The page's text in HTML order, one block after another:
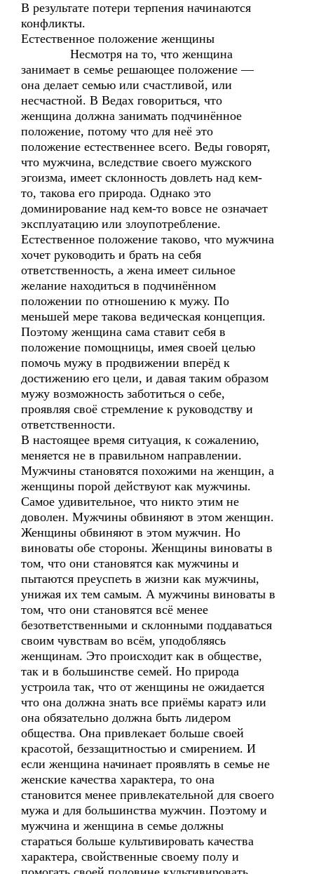
В результате потери терпения начинаются
конфликты.
Естественное положение женщины
Несмотря на то, что женщина
занимает в семье решающее положение —
она делает семью или счастливой, или
несчастной. В Ведах говориться, что
женщина должна занимать подчинённое
положение, потому что для неё это
положение естественнее всего. Веды говорят,
что мужчина, вследствие своего мужского
эгоизма, имеет склонность довлеть над кем-
то, такова его природа. Однако это
доминирование над кем-то вовсе не означает
эксплуатацию или злоупотребление.
Естественное положение таково, что мужчина
хочет руководить и брать на себя
ответственность, а жена имеет сильное
желание находиться в подчинённом
положении по отношению к мужу. По
меньшей мере такова ведическая концепция.
Поэтому женщина сама ставит себя в
положение помощницы, имея своей целью
помочь мужу в продвижении вперёд к
достижению его цели, и давая таким образом
мужу возможность заботиться о себе,
проявляя своё стремление к руководству и
ответственности.
В настоящее время ситуация, к сожалению,
меняется не в правильном направлении.
Мужчины становятся похожими на женщин, а
женщины порой действуют как мужчины.
Самое удивительное, что никто этим не
доволен. Мужчины обвиняют в этом женщин.
Женщины обвиняют в этом мужчин. Но
виноваты обе стороны. Женщины виноваты в
том, что они становятся как мужчины и
пытаются преуспеть в жизни как мужчины,
унижая их тем самым. А мужчины виноваты в
том, что они становятся всё менее
безответственными и склонными поддаваться
своим чувствам во всём, уподобляясь
женщинам. Это происходит как в обществе,
так и в большинстве семей. Но природа
устроила так, что от женщины не ожидается
что она должна знать все приёмы каратэ или
она обязательно должна быть лидером
общества. Она привлекает больше своей
красотой, беззащитностью и смирением. И
если женщина начинает проявлять в семье не
женские качества характера, то она
становится менее привлекательной для своего
мужа и для большинства мужчин. Поэтому и
мужчина и женщина в семье должны
стараться больше культивировать качества
характера, свойственные своему полу и